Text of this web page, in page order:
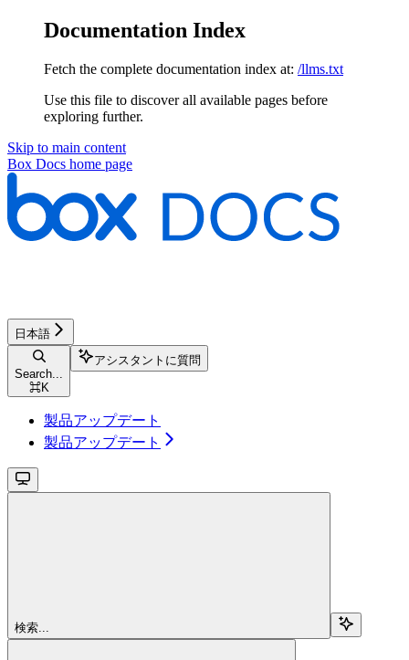
Documentation Index
Fetch the complete documentation index at: /llms.txt
Use this file to discover all available pages before
exploring further.
Skip to main content
Box Docs home page
日本語
Search...
⌘K
アシスタントに質問
製品アップデート
製品アップデート
検索...